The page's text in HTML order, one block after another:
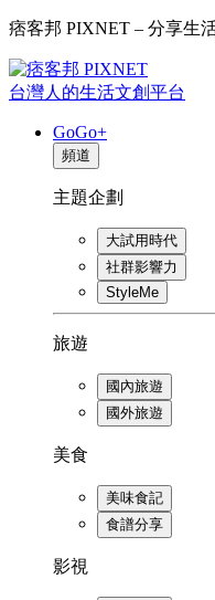
痞客邦 PIXNET – 分享生
台灣人的生活文創平台
GoGo+
頻道
主題企劃
大試用時代
社群影響力
StyleMe
旅遊
國內旅遊
國外旅遊
美食
美味食記
食譜分享
影視